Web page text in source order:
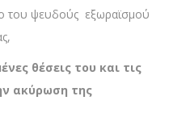
του ψευδούς εξωραϊσμού
θέσεις του και τις
ακύρωση της